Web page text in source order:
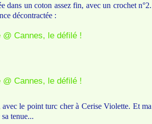
dans un coton assez fin, avec un crochet n°2.
décontractée :
le point turc cher à Cerise Violette. Et ma
tenue...